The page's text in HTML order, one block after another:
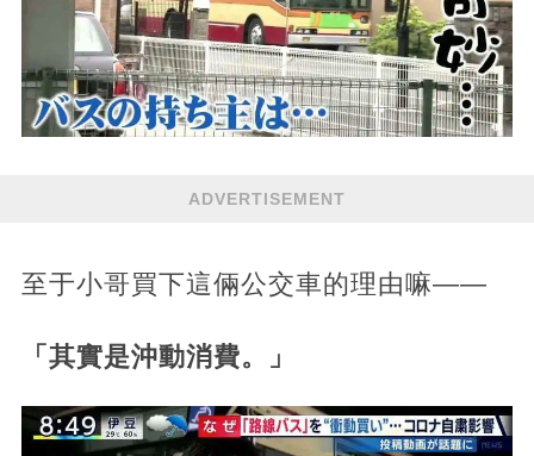
ADVERTISEMENT
至于小哥買下這倆公交車的理由嘛——
「其實是沖動消費。」